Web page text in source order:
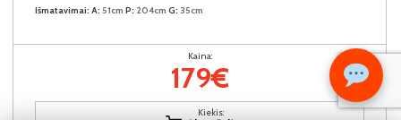
Kiekis:
Išmatavimai: A: 51cm P: 204cm G: 35cm
Kaina:
179€